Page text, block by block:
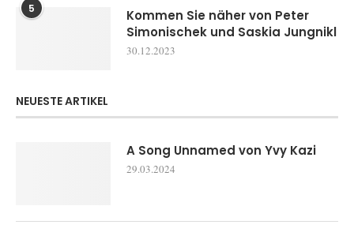
5
Kommen Sie näher von Peter
Simonischek und Saskia Jungnikl
30.12.2023
NEUESTE ARTIKEL
A Song Unnamed von Yvy Kazi
29.03.2024